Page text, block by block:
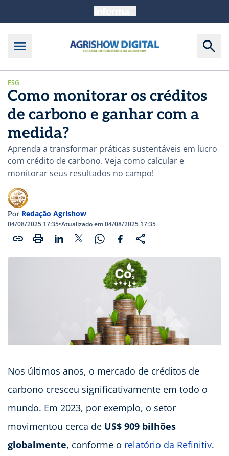
ESG
Como monitorar os créditos
de carbono e ganhar com a
medida?
Aprenda a transformar práticas sustentáveis em lucro
com crédito de carbono. Veja como calcular e
monitorar seus resultados no campo!
Por Redação Agrishow
04/08/2025 17:35•Atualizado em 04/08/2025 17:35
Nos últimos anos, o mercado de créditos de
carbono cresceu significativamente em todo o
mundo. Em 2023, por exemplo, o setor
movimentou cerca de US$ 909 bilhões
globalmente, conforme o relatório da Refinitiv.